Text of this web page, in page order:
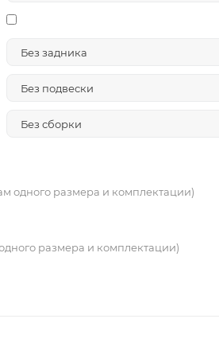
одного размера и комплектации)
размера и комплектации)